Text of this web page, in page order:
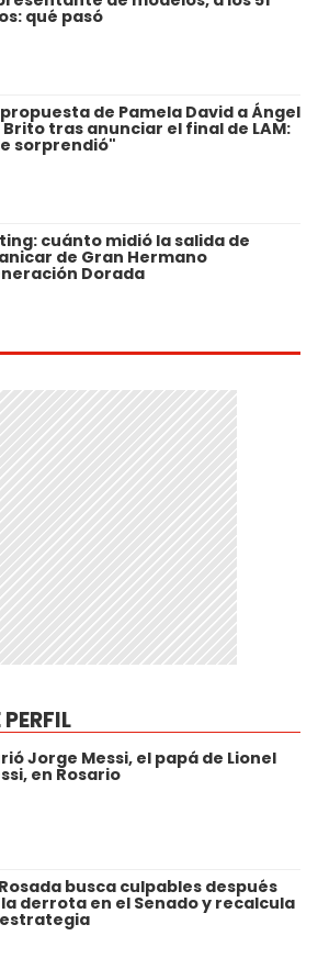
qué pasó
propuesta de Pamela David a Ángel
Brito tras anunciar el final de LAM:
sorprendió"
cuánto midió la salida de
de Gran Hermano
Dorada
Jorge Messi, el papá de Lionel
en Rosario
busca culpables después
derrota en el Senado y recalcula